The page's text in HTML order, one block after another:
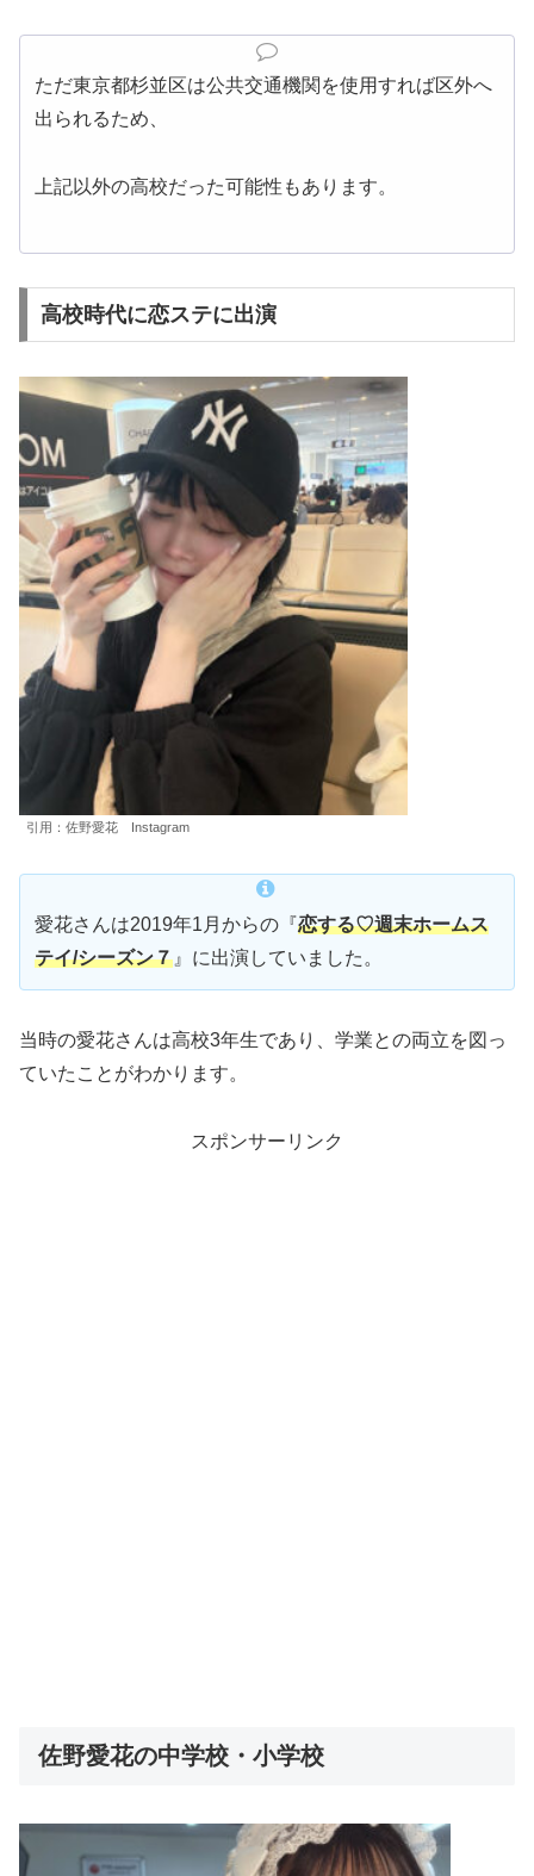
ただ東京都杉並区は公共交通機関を使用すれば区外へ
出られるため、
上記以外の高校だった可能性もあります。
高校時代に恋ステに出演
引用：佐野愛花 Instagram
愛花さんは2019年1月からの『恋する♡週末ホームス
テイ/シーズン７ 』に出演していました。
当時の愛花さんは高校3年生であり、学業との両立を図っ
ていたことがわかります。
スポンサーリンク
佐野愛花の中学校・小学校